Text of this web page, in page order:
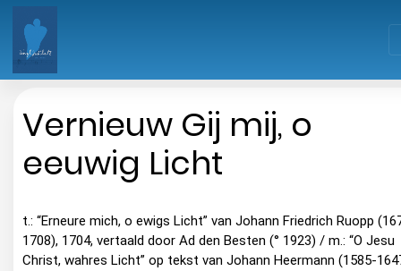
Vernieuw Gij mij, o
eeuwig Licht
t.: “Erneure mich, o ewigs Licht” van Johann Friedrich Ruopp
1708), 1704, vertaald door Ad den Besten (° 1923) / m.: “O Jesu
Christ, wahres Licht” op tekst van Johann Heermann (1585-